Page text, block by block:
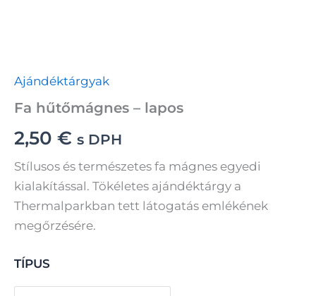
Ajándéktárgyak
Fa hűtőmágnes – lapos
2,50 € s DPH
Stílusos és természetes fa mágnes egyedi
kialakítással. Tökéletes ajándéktárgy a
Thermalparkban tett látogatás emlékének
megőrzésére.
TÍPUS